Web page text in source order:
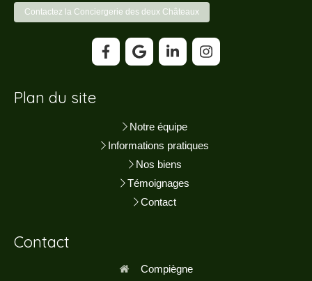
Contactez la Conciergerie des deux Châteaux
Plan du site
Notre équipe
Informations pratiques
Nos biens
Témoignages
Contact
Contact
Compiègne